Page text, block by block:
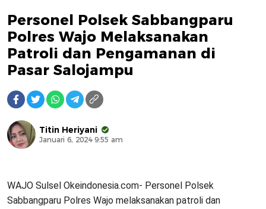
Personel Polsek Sabbangparu
Polres Wajo Melaksanakan
Patroli dan Pengamanan di
Pasar Salojampu
Titin Heriyani
Januari 6, 2024 9:55 am
WAJO Sulsel Okeindonesia.com- Personel Polsek
Sabbangparu Polres Wajo melaksanakan patroli dan